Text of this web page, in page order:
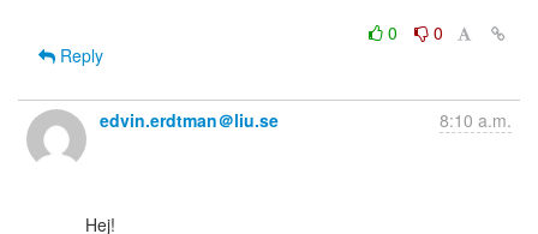
0
0
Reply
edvin.erdtman＠liu.se 8:10 a.m.